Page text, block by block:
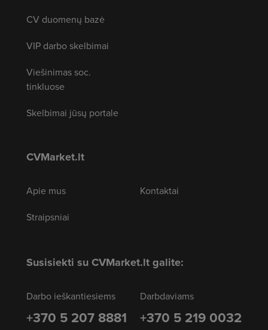
CV duomenų bazė
VIP darbo skelbimai
Viešinimas soc.
tinkluose
Skelbimai jūsų portale
CVMarket.lt
Apie mus
Straipsniai
Kontaktai
Susisiekti su CVMarket.lt galite:
Darbo ieškantiesiems
+370 5 207 8881
Darbdaviams
+370 5 219 0032